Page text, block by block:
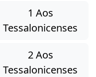
1 Aos
Tessalonicenses
2 Aos
Tessalonicenses